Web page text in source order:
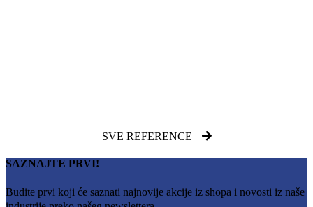
SVE REFERENCE
SAZNAJTE PRVI!
Budite prvi koji će saznati najnovije akcije iz shopa i novosti iz naše